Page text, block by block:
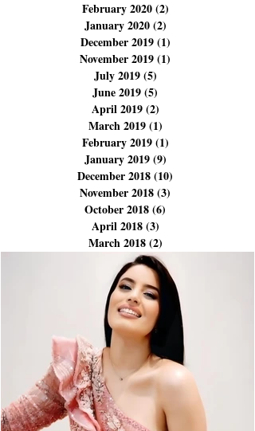
August 2023 (1)1 post
January 2023(1)1 post
February 2020 (2)2 posts
January 2020(2) 2 posts
December 2019
November 2019(1)
July 2019 (5)5 posts
June 2019(5)5 posts
April 2019(2)2 posts
March 2019(1)1 post
February 2019 (1)1 post
January 2019 (9)9 posts
December 2018(10)
November 2018(3)
October 2018(6)6 posts
April 2018(3)3 posts
March 2018(2) 2 posts